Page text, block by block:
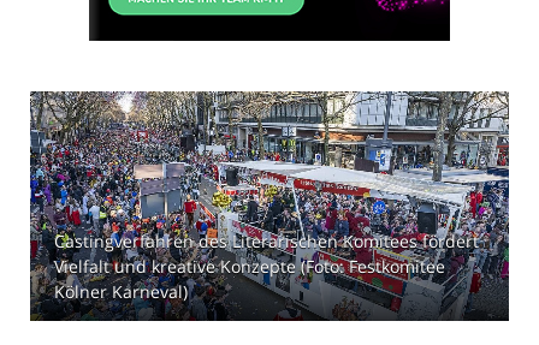
Castingverfahren des Literarischen Komitees fördert
Vielfalt und kreative Konzepte (Foto: Festkomitee
Kölner Karneval)